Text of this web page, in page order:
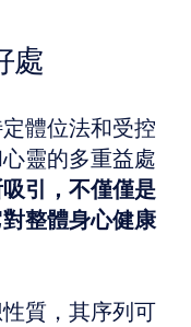
處
體位法和受控
靈的多重益處
引，不僅僅是
整體身心健康
質，其序列可